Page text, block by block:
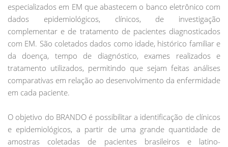
especializados em EM que abastecem o banco eletrônico com
dados epidemiológicos, clínicos, de investigação
complementar e de tratamento de pacientes diagnosticados
com EM. São coletados dados como idade, histórico familiar e
da doença, tempo de diagnóstico, exames realizados e
tratamento utilizados, permitindo que sejam feitas análises
comparativas em relação ao desenvolvimento da enfermidade
em cada paciente.
O objetivo do BRANDO é possibilitar a identificação de clínicos
e epidemiológicos, a partir de uma grande quantidade de
amostras coletadas de pacientes brasileiros e latino-